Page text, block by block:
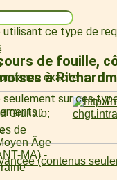
utilisant ce type de
exacte
seulement sur ces
:
(contenus
de fouille,
à
Giuliato
de
Âge
MA) -